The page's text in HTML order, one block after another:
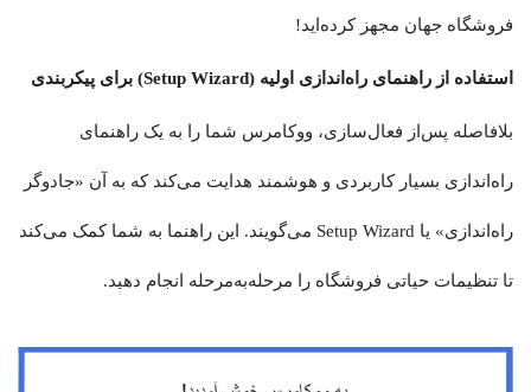
فروشگاه جهان مجهز کرده‌اید!
استفاده از راهنمای راه‌اندازی اولیه (Setup Wizard) برای پیکربندی
بلافاصله پس‌از فعال‌سازی، ووکامرس شما را به یک راهنمای
راه‌اندازی بسیار کاربردی و هوشمند هدایت می‌کند که به آن «جادوگر
راه‌اندازی» یا Setup Wizard می‌گویند. این راهنما به شما کمک می‌کند
تا تنظیمات حیاتی فروشگاه را مرحله‌به‌مرحله انجام دهید.